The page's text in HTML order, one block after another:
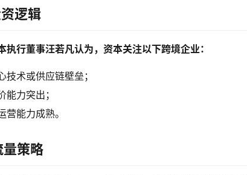
逻辑
执行董事汪若凡认为，资本关注以下跨境企业：
技术或供应链壁垒；
能力突出；
营能力成熟。
量策略